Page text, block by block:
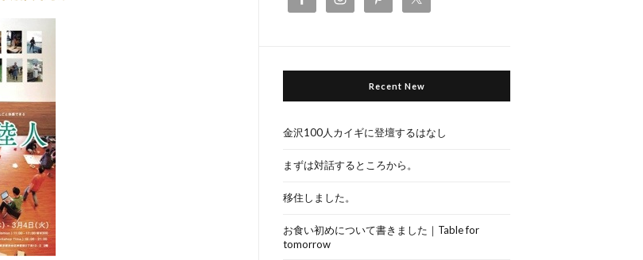
Recent New
金沢100人カイギに登壇するはなし
まずは対話するところから。
移住しました。
お食い初めについて書きました｜Table for
tomorrow